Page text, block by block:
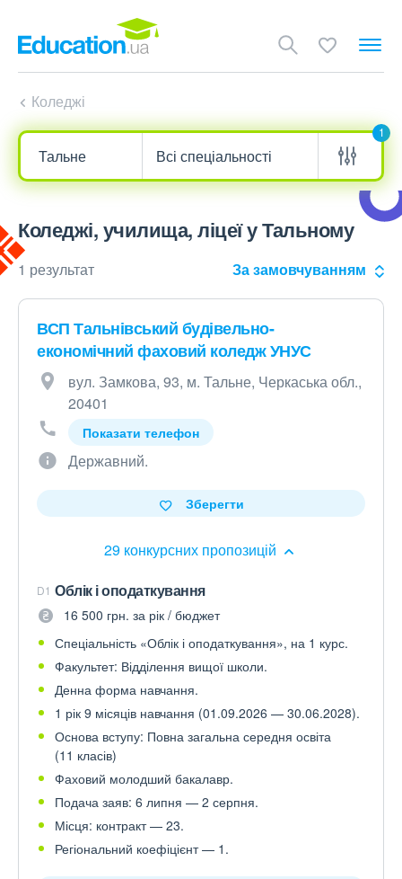
Коледжі
1
Коледжі, училища, ліцеї у Тальному
1 результат За замовчуванням
ВСП Тальнівський будівельно-
економічний фаховий коледж УНУС
вул. Замкова, 93, м. Тальне, Черкаська обл.,
20401
Показати телефон
Державний.
29 конкурсних пропозицій
Зберегти
D1 Облік і оподаткування
16 500 грн. за рік / бюджет
Спеціальність «Облік і оподаткування», на 1 курс.
Факультет: Відділення вищої школи.
Денна форма навчання.
1 рік 9 місяців навчання (01.09.2026 — 30.06.2028).
Основа вступу: Повна загальна середня освіта
(11 класів)
Фаховий молодший бакалавр.
Подача заяв: 6 липня — 2 серпня.
Місця: контракт — 23.
Регіональний коефіцієнт — 1.